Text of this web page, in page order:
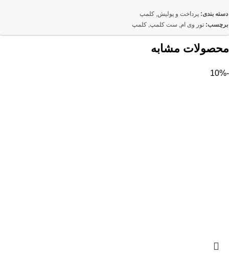
دسته بندی: پرداخت و پولیش کلمپ
برچسب: تور وی ام ست کلمپ کلمپ
محصولات مشابه
-10%